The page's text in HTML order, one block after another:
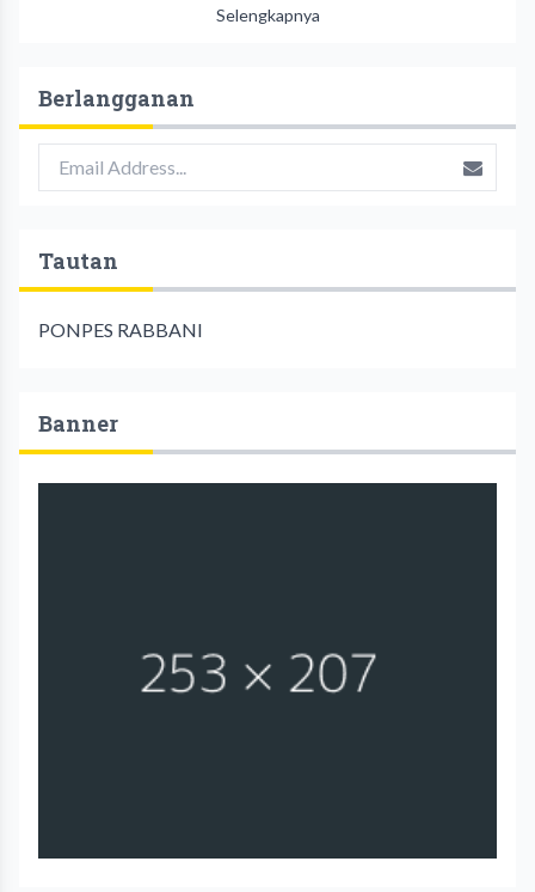
Selengkapnya
Berlangganan
Tautan
PONPES RABBANI
Banner